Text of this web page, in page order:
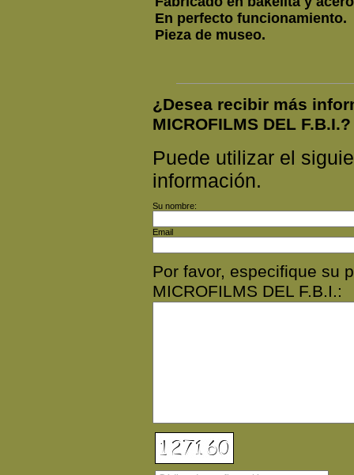
En perfecto funcionamiento.
Pieza de museo.
¿Desea recibir más
MICROFILMS DEL F.B.I.?
Puede utilizar el
información.
Su nombre:
Email
Por favor, especifique su
MICROFILMS DEL F.B.I.: